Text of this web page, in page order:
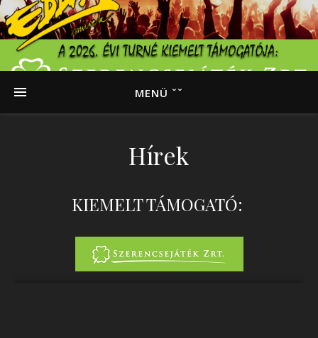
MENÜ ˇˇ
Hírek
KIEMELT TÁMOGATÓ: